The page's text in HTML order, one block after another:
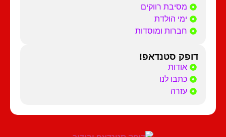
מסיבת רווקים
ימי הולדת
חברות ומוסדות
דופק סטנדאפ!
אודות
כתבו לנו
עזרה